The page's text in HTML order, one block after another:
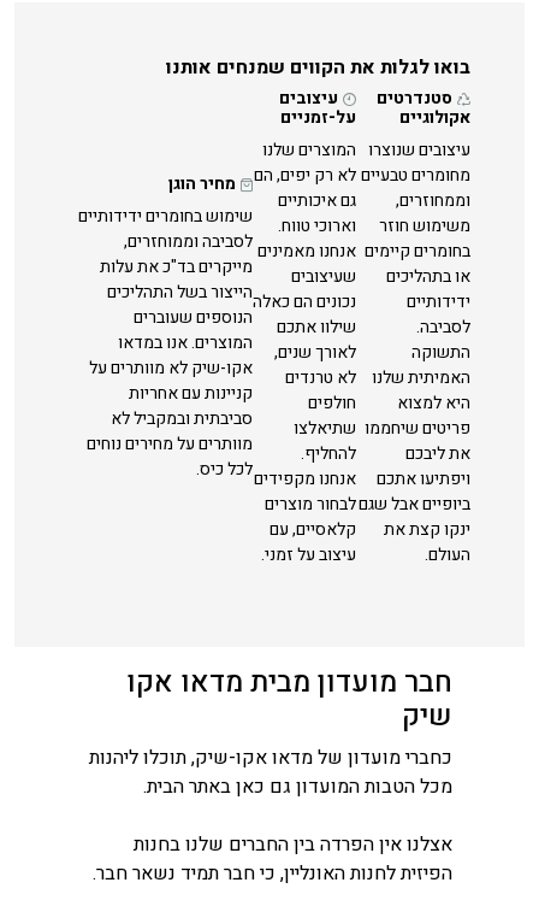
בואו לגלות את הקווים שמנחים אותנו
סטנדרטים
אקולוגיים
עיצובים שנוצרו
מחומרים טבעיים
וממחוזרים,
משימוש חוזר
בחומרים קיימים
או בתהליכים
ידידותיים
לסביבה.
התשוקה
האמיתית שלנו
היא למצוא
פריטים שיחממו
את ליבכם
ויפתיעו אתכם
ביופיים אבל שגם
ינקו קצת את
העולם.
עיצובים
על-זמניים
המוצרים שלנו
לא רק יפים, הם
גם איכותיים
וארוכי טווח.
אנחנו מאמינים
שעיצובים
נכונים הם כאלה
שילוו אתכם
לאורך שנים,
לא טרנדים
חולפים
שתיאלצו
להחליף.
אנחנו מקפידים
לבחור מוצרים
קלאסיים, עם
עיצוב על זמני.
מחיר הוגן
שימוש בחומרים ידידותיים
לסביבה וממוחזרים,
מייקרים בד"כ את עלות
הייצור בשל התהליכים
הנוספים שעוברים
המוצרים. אנו במדאו
אקו-שיק לא מוותרים על
קניינות עם אחריות
סביבתית ובמקביל לא
מוותרים על מחירים נוחים
לכל כיס.
חבר מועדון מבית מדאו אקו
שיק
כחברי מועדון של מדאו אקו-שיק, תוכלו ליהנות
מכל הטבות המועדון גם כאן באתר הבית.
אצלנו אין הפרדה בין החברים שלנו בחנות
הפיזית לחנות האונליין, כי חבר תמיד נשאר חבר.